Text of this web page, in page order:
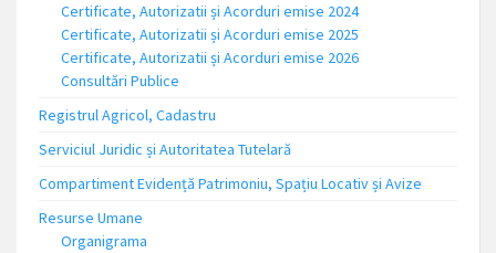
Certificate, Autorizatii și Acorduri emise 2024
Certificate, Autorizatii și Acorduri emise 2025
Certificate, Autorizatii și Acorduri emise 2026
Consultări Publice
Registrul Agricol, Cadastru
Serviciul Juridic și Autoritatea Tutelară
Compartiment Evidență Patrimoniu, Spațiu Locativ și Avize
Resurse Umane
Organigrama